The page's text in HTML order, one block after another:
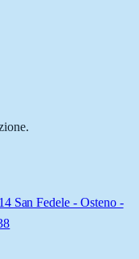
San Fedele - Osteno -